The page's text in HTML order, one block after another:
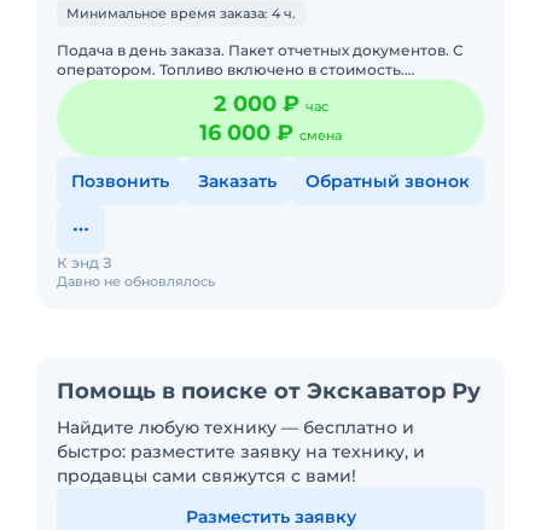
Минимальное время заказа: 4 ч.
Подача в день заказа. Пакет отчетных документов. С
оператором. Топливо включено в стоимость.
Долгосрочная аренда. Краткосрочная аренда. Техника
с малой наработк
2 000 ₽ час
16 000 ₽ смена
Позвонить Заказать Обратный звонок
Давно не обновлялось
К энд З
Помощь в поиске от Экскаватор Ру
Найдите любую технику — бесплатно и
быстро: разместите заявку на технику, и
продавцы сами свяжутся с вами!
Разместить заявку